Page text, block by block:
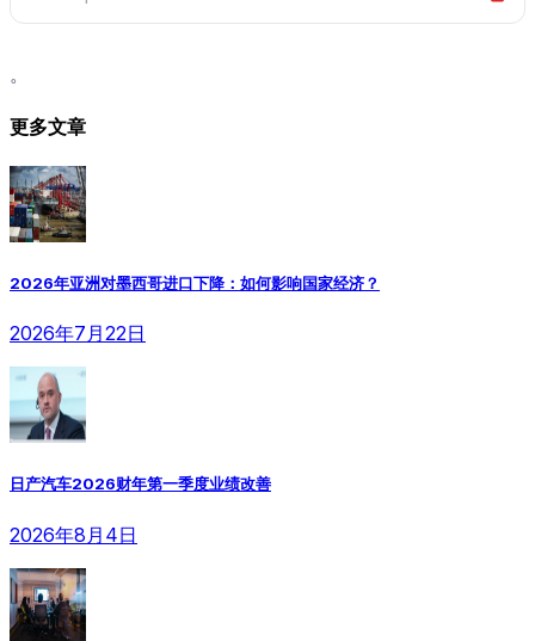
。
更多文章
2026年亚洲对墨西哥进口下降：如何影响国家经济？
2026年7月22日
日产汽车2026财年第一季度业绩改善
2026年8月4日